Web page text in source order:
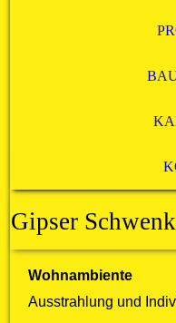
Gipser
Wohnambiente
Ausstrahlung und